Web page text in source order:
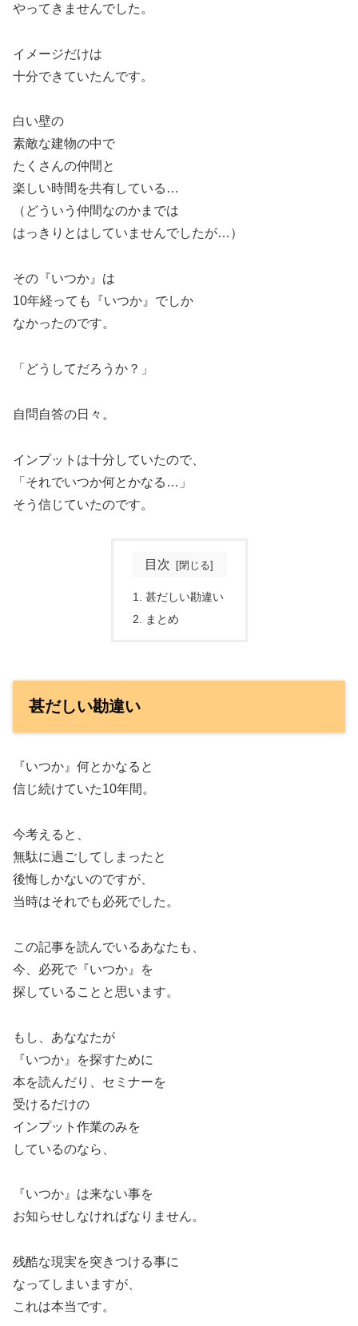
やってきませんでした。
イメージだけは
十分できていたんです。
白い壁の
素敵な建物の中で
たくさんの仲間と
楽しい時間を共有している…
（どういう仲間なのかまでは
はっきりとはしていませんでしたが…）
その『いつか』は
10年経っても『いつか』でしか
なかったのです。
「どうしてだろうか？」
自問自答の日々。
インプットは十分していたので、
「それでいつか何とかなる…」
そう信じていたのです。
目次
甚だしい勘違い
まとめ
甚だしい勘違い
『いつか』何とかなると
信じ続けていた10年間。
今考えると、
無駄に過ごしてしまったと
後悔しかないのですが、
当時はそれでも必死でした。
この記事を読んでいるあなたも、
今、必死で『いつか』を
探していることと思います。
もし、あななたが
『いつか』を探すために
本を読んだり、セミナーを
受けるだけの
インプット作業のみを
しているのなら、
『いつか』は来ない事を
お知らせしなければなりません。
残酷な現実を突きつける事に
なってしまいますが、
これは本当です。